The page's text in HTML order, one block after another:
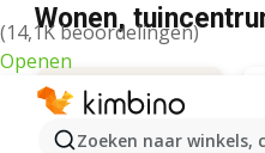
(14,1K beoordelingen)
Openen
Zoeken naar winkels,
Wonen,